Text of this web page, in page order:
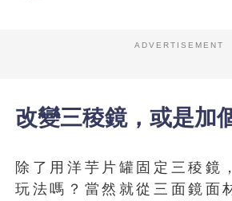
ADVERTISEMENT
改變三稜鏡，或是加
除了用洋芋片罐固定三稜鏡
玩法嗎？當然就從三面鏡面